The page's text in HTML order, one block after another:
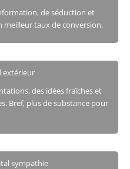
de séduction et
meilleur taux de conversion.
extérieur
des idées fraîches et
Bref, plus de substance pour
sympathie